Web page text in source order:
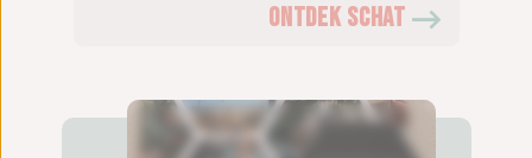
ONTDEK SCHAT